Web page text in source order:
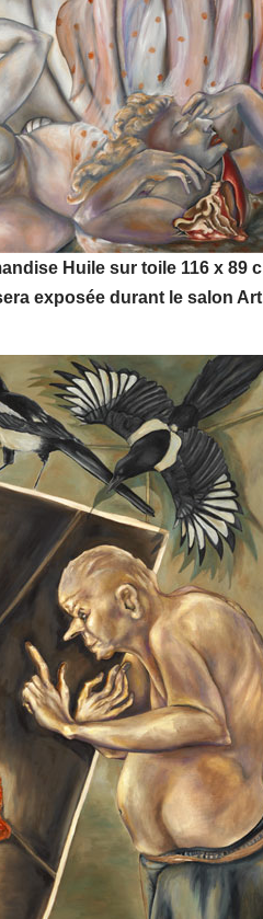
Huile sur toile 116 x 89
exposée durant le salon